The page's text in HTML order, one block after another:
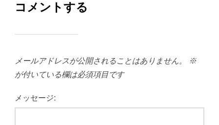
コメントする
メールアドレスが公開されることはありません。
※
が付いている欄は必須項目です
メッセージ: